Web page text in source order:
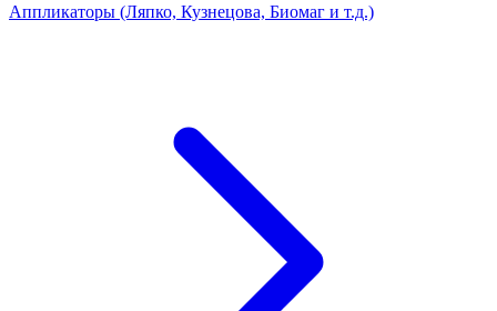
Аппликаторы (Ляпко, Кузнецова, Биомаг и т.д.)